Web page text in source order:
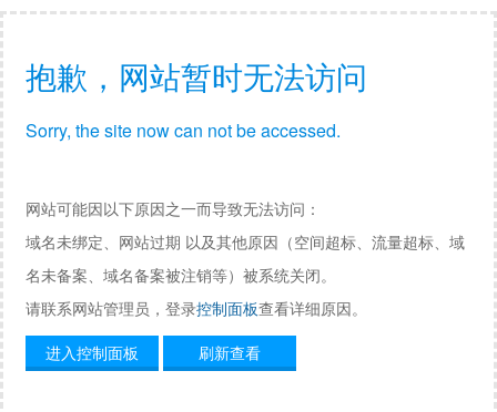
抱歉，网站暂时无法访问
Sorry, the site now can not be accessed.
网站可能因以下原因之一而导致无法访问：
域名未绑定、网站过期 以及其他原因（空间超标、流量超标、域
名未备案、域名备案被注销等）被系统关闭。
请联系网站管理员，登录控制面板查看详细原因。
进入控制面板
刷新查看